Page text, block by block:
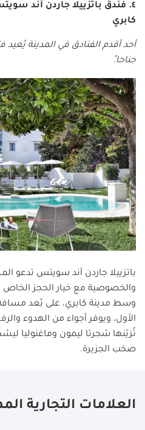
٤. فندق باتزييلا جاردن آند
كابري
جناحا.ً
باتزييلا جاردن آند سويتس تدعو
والخصوصية مع خيار الحجز
وسط مدينة كابري، على بُعد
الأول، ويوفر أجواء من الهدوء
تُزيّنها شجرتا ليمون وماغنوليا
صخب الجزيرة.
العلامات التجارية